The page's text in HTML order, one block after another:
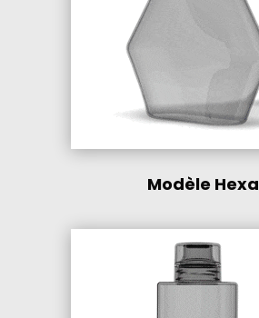
Modèle Hexa